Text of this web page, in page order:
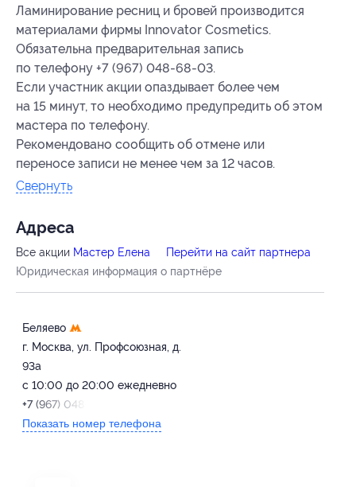
Ламинирование ресниц и бровей производится
материалами фирмы Innovator Cosmetics.
Обязательна предварительная запись
по телефону +7 (967) 048-68-03.
Если участник акции опаздывает более чем
на 15 минут, то необходимо предупредить об этом
мастера по телефону.
Рекомендовано сообщить об отмене или
переносе записи не менее чем за 12 часов.
Свернуть
Адресa
Все акции Мастер Елена
Перейти на сайт партнера
Юридическая информация о партнёре
Беляево
г. Москва, ул. Профсоюзная, д.
93а
с 10:00 до 20:00 ежедневно
+7 (967) 048-68-03
Показать номер телефона